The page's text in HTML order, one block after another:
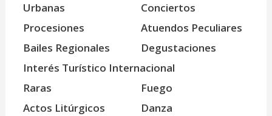
Urbanas
Conciertos
Procesiones
Atuendos Peculiares
Bailes Regionales
Degustaciones
Interés Turístico Internacional
Raras
Fuego
Actos Litúrgicos
Danza